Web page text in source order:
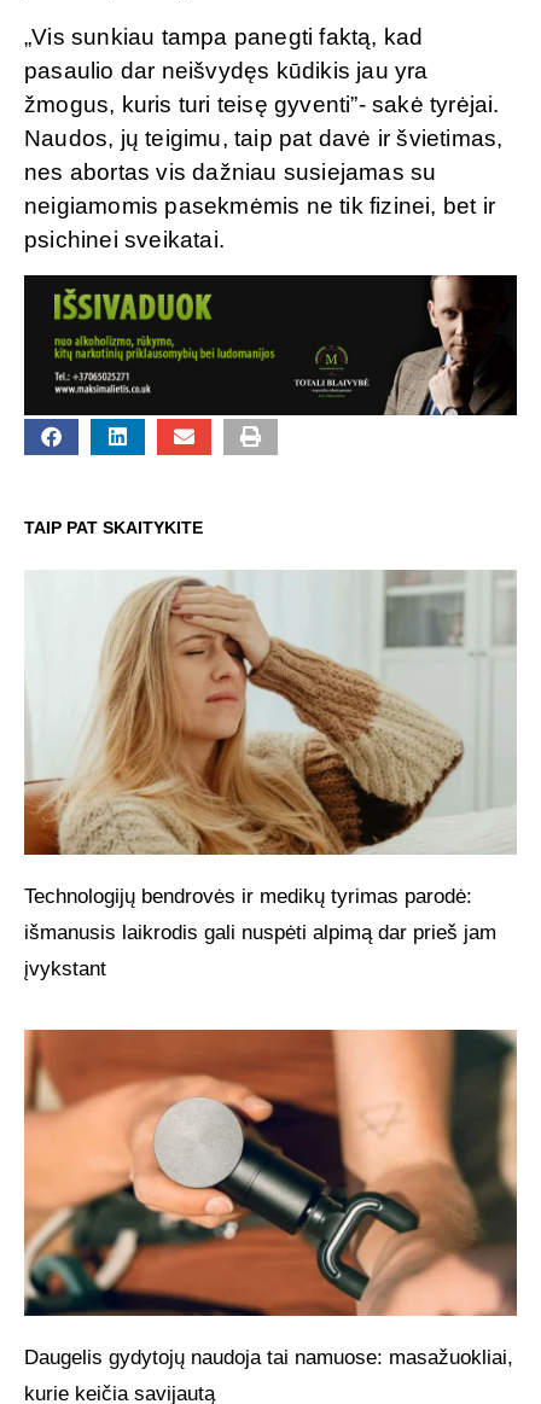
„Vis sunkiau tampa panegti faktą, kad
pasaulio dar neišvydęs kūdikis jau yra
žmogus, kuris turi teisę gyventi”- sakė tyrėjai.
Naudos, jų teigimu, taip pat davė ir švietimas,
nes abortas vis dažniau susiejamas su
neigiamomis pasekmėmis ne tik fizinei, bet ir
psichinei sveikatai.
TAIP PAT SKAITYKITE
Technologijų bendrovės ir medikų tyrimas parodė:
išmanusis laikrodis gali nuspėti alpimą dar prieš jam
įvykstant
Daugelis gydytojų naudoja tai namuose: masažuokliai,
kurie keičia savijautą